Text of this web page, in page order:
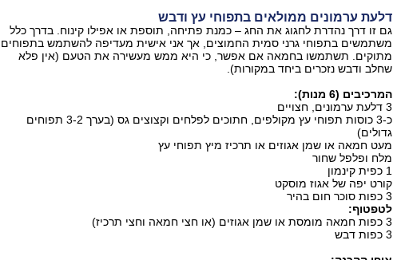
דלעת ערמונים ממולאים בתפוחי עץ ודבש
גם זו דרך נהדרת לחגוג את החג – כמנת פתיחה, תוספת או אפילו קינוח. בדרך כלל
משתמשים בתפוחי גרני סמית החמוצים, אך אני אישית מעדיפה להשתמש בתפוחים
מתוקים. תשתמשו בחמאה אם אפשר, כי היא ממש מעשירה את הטעם (אין פלא
שחלב ודבש נזכרים ביחד במקורות).
המרכיבים (6 מנות):
3 דלעת ערמונים, חצויים
כ-3 כוסות תפוחי עץ מקולפים, חתוכים לפלחים וקצוצים גס (בערך 3-2 תפוחים
גדולים)
מעט חמאה או שמן אגוזים או תרכיז מיץ תפוחי עץ
מלח ופלפל שחור
1 כפית קינמון
קורט יפה של אגוז מוסקט
3 כפות סוכר חום בהיר
לטפטוף:
3 כפות חמאה מומסת או שמן אגוזים (או חצי חמאה וחצי תרכיז)
3 כפות דבש